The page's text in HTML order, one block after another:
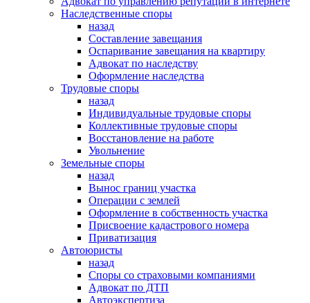
Наследственные споры
назад
Составление завещания
Оспаривание завещания на квартиру
Адвокат по наследству
Оформление наследства
Трудовые споры
назад
Индивидуальные трудовые споры
Коллективные трудовые споры
Восстановление на работе
Увольнение
Земельные споры
назад
Вынос границ участка
Операции с землей
Оформление в собственность участка
Присвоение кадастрового номера
Приватизация
Автоюристы
назад
Споры со страховыми компаниями
Адвокат по ДТП
Автоэкспертиза